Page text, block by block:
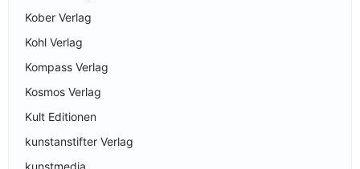
Kober Verlag
Kohl Verlag
Kompass Verlag
Kosmos Verlag
Kult Editionen
kunstanstifter Verlag
kunstmedia